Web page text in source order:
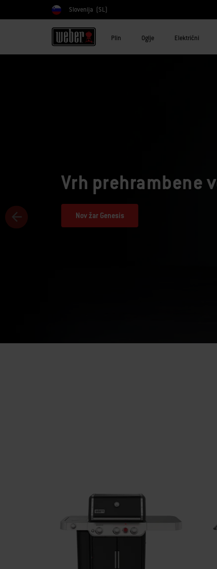
Izberite državo
Slovenija (SL)
Plin Oglje Električni
Vrh prehrambene
Nov žar Genesis